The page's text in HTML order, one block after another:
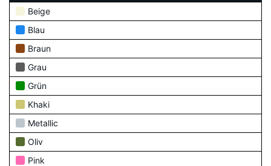
Beige
Blau
Braun
Grau
Grün
Khaki
Metallic
Oliv
Pink